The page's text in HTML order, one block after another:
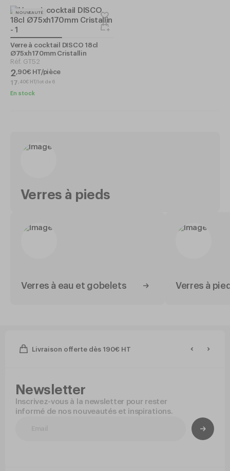
NOUVEAUTÉ
Verre à cocktail DISCO 18cl
Ø75xh170mm Cristallin
Réf. GT52
2,90€ HT/pièce
17 , 40€ HT/lot de 6
En stock
Verres à pieds
Verres à eau et gobelets Verres à
Livraison offerte dès 190€ HT
Newsletter
Inscrivez-vous à la newsletter pour rester
informé de nos nouveautés et inspirations.